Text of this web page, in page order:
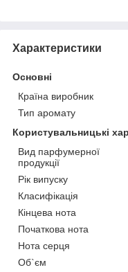
Характеристики
Основні
Країна виробник
Тип аромату
Користувальницькі
Вид парфумерної
продукції
Рік випуску
Класифікація
Кінцева нота
Початкова нота
Нота серця
Об`єм